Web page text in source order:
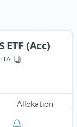
ETF (Acc)
Allokation